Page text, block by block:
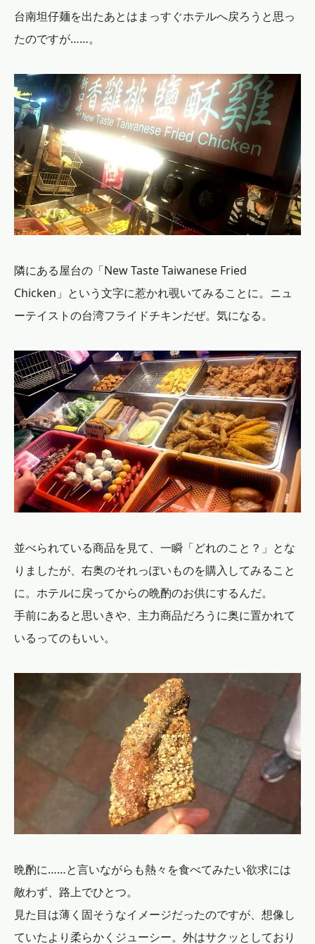
台南坦仔麺を出たあとはまっすぐホテルへ戻ろうと思っ
たのですが……。
隣にある屋台の「New Taste Taiwanese Fried
Chicken」という文字に惹かれ覗いてみることに。ニュ
ーテイストの台湾フライドチキンだぜ。気になる。
並べられている商品を見て、一瞬「どれのこと？」とな
りましたが、右奥のそれっぽいものを購入してみること
に。ホテルに戻ってからの晩酌のお供にするんだ。
手前にあると思いきや、主力商品だろうに奥に置かれて
いるってのもいい。
晩酌に……と言いながらも熱々を食べてみたい欲求には
敵わず、路上でひとつ。
見た目は薄く固そうなイメージだったのですが、想像し
ていたより柔らかくジューシー。外はサクッとしており